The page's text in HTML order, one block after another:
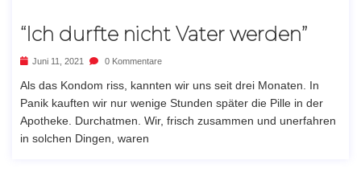
“Ich durfte nicht Vater werden”
Juni 11, 2021 0 Kommentare
Als das Kondom riss, kannten wir uns seit drei Monaten. In
Panik kauften wir nur wenige Stunden später die Pille in der
Apotheke. Durchatmen. Wir, frisch zusammen und unerfahren
in solchen Dingen, waren